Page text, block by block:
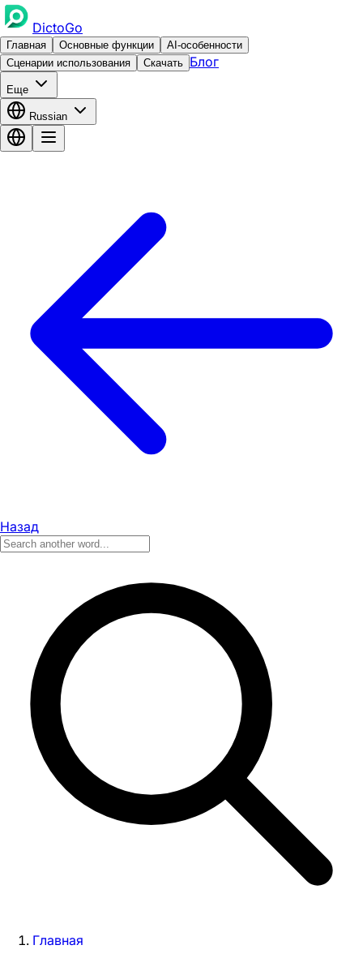
DictoGo
Главная Основные функции
AI-особенности
Сценарии использования
Скачать Блог
Еще
Russian
Назад
Главная